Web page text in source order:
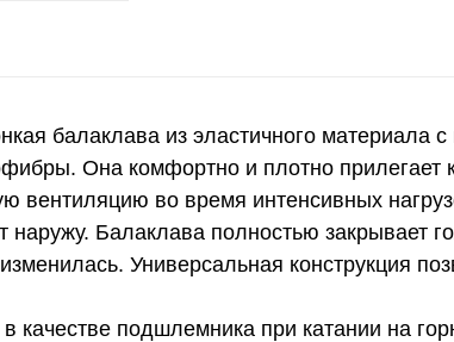
балаклава из эластичного материала
Она комфортно и плотно прилегает
во время интенсивных
наружу. Балаклава полностью
Универсальная конструкция
качестве подшлемника при катании на